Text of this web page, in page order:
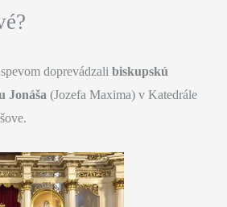
doprevádzali biskupskú
Jonáša (Jozefa Maxima) v Katedrále